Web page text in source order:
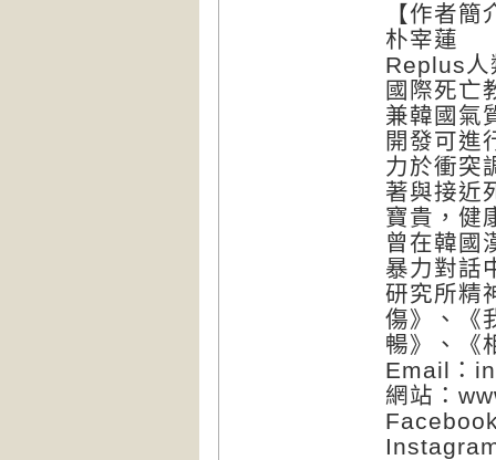
【作者簡
朴宰蓮
Replus人
國際死亡
兼韓國氣
開發可進
力於衝突
著與接近
寶貴，健
曾在韓國
暴力對話
研究所精
傷》、《
暢》、《
Email：
網站：